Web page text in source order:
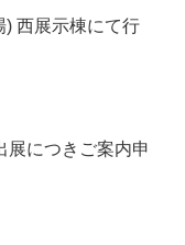
) 西展示棟にて行
展につきご案内申